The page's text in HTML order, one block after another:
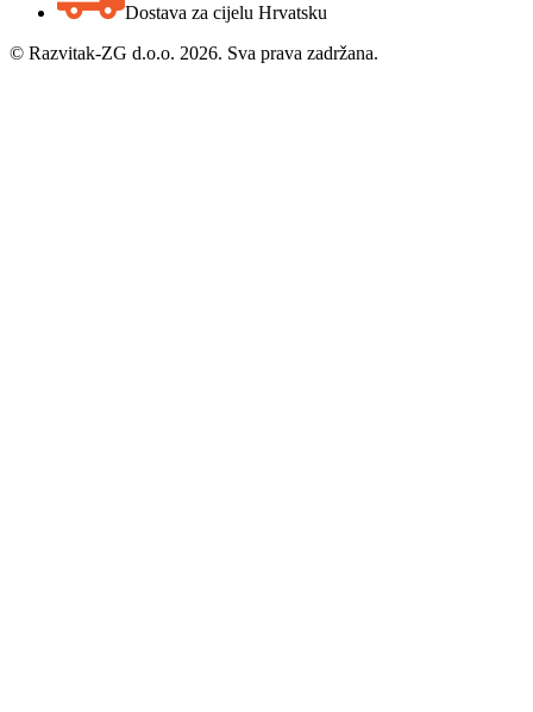
Dostava za cijelu Hrvatsku
© Razvitak-ZG d.o.o. 2026. Sva prava zadržana.